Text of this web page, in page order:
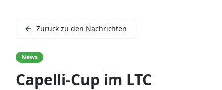
Zurück zu den Nachrichten
News
Capelli-Cup im LTC